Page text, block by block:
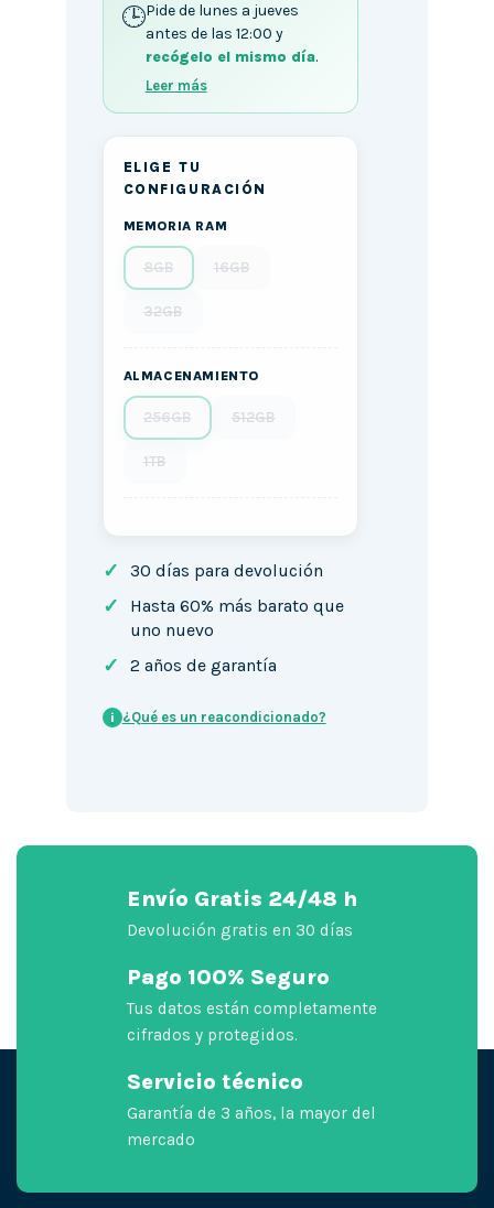
Pide de lunes a jueves
antes de las 12:00 y
recógelo el mismo día.
Leer más
ELIGE TU
CONFIGURACIÓN
MEMORIA RAM
8GB 16GB
32GB
ALMACENAMIENTO
256GB 512GB
1TB
✓ 30 días para devolución
✓
Hasta 60% más barato que
uno nuevo
✓ 2 años de garantía
i ¿Qué es un reacondicionado?
Envío Gratis 24/48 h
Devolución gratis en 30 días
Pago 100% Seguro
Tus datos están completamente
cifrados y protegidos.
Servicio técnico
Garantía de 3 años, la mayor del
mercado